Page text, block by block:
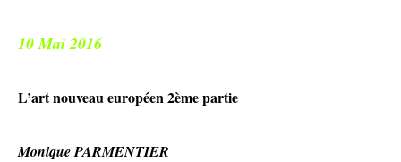
10 Mai 2016
L’art nouveau européen 2ème partie
Monique PARMENTIER